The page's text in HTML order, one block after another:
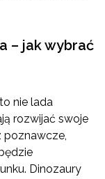
– jak wybrać
nie lada
rozwijać swoje
poznawcze,
Dinozaury